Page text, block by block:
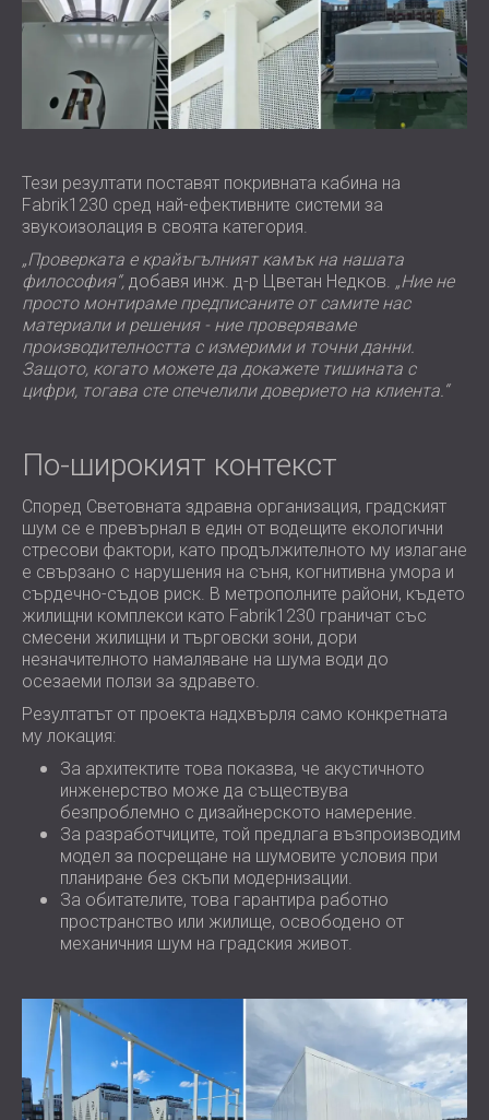
Тези резултати поставят покривната кабина на
Fabrik1230 сред най-ефективните системи за
звукоизолация в своята категория.
„Проверката е крайъгълният камък на нашата
философия“, добавя инж. д-р Цветан Недков. „Ние не
просто монтираме предписаните от самите нас
материали и решения - ние проверяваме
производителността с измерими и точни данни.
Защото, когато можете да докажете тишината с
цифри, тогава сте спечелили доверието на клиента.“
По-широкият контекст
Според Световната здравна организация, градският
шум се е превърнал в един от водещите екологични
стресови фактори, като продължителното му излагане
е свързано с нарушения на съня, когнитивна умора и
сърдечно-съдов риск. В метрополните райони, където
жилищни комплекси като Fabrik1230 граничат със
смесени жилищни и търговски зони, дори
незначителното намаляване на шума води до
осезаеми ползи за здравето.
Резултатът от проекта надхвърля само конкретната
му локация:
За архитектите това показва, че акустичното
инженерство може да съществува
безпроблемно с дизайнерското намерение.
За разработчиците, той предлага възпроизводим
модел за посрещане на шумовите условия при
планиране без скъпи модернизации.
За обитателите, това гарантира работно
пространство или жилище, освободено от
механичния шум на градския живот.